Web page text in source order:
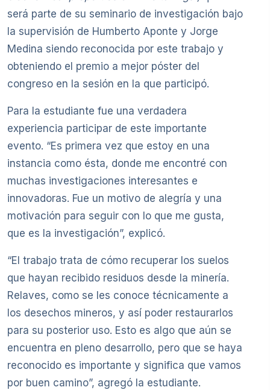
será parte de su seminario de investigación bajo
la supervisión de Humberto Aponte y Jorge
Medina siendo reconocida por este trabajo y
obteniendo el premio a mejor póster del
congreso en la sesión en la que participó.
Para la estudiante fue una verdadera
experiencia participar de este importante
evento. “Es primera vez que estoy en una
instancia como ésta, donde me encontré con
muchas investigaciones interesantes e
innovadoras. Fue un motivo de alegría y una
motivación para seguir con lo que me gusta,
que es la investigación”, explicó.
“El trabajo trata de cómo recuperar los suelos
que hayan recibido residuos desde la minería.
Relaves, como se les conoce técnicamente a
los desechos mineros, y así poder restaurarlos
para su posterior uso. Esto es algo que aún se
encuentra en pleno desarrollo, pero que se haya
reconocido es importante y significa que vamos
por buen camino”, agregó la estudiante.